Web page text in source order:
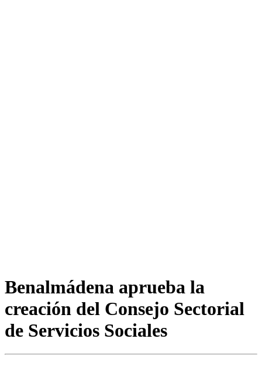
Benalmádena aprueba la
creación del Consejo Sectorial
de Servicios Sociales